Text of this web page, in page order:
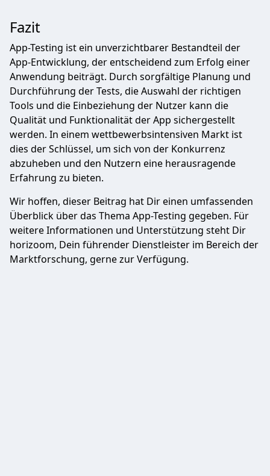
Fazit
App-Testing ist ein unverzichtbarer Bestandteil der
App-Entwicklung, der entscheidend zum Erfolg einer
Anwendung beiträgt. Durch sorgfältige Planung und
Durchführung der Tests, die Auswahl der richtigen
Tools und die Einbeziehung der Nutzer kann die
Qualität und Funktionalität der App sichergestellt
werden. In einem wettbewerbsintensiven Markt ist
dies der Schlüssel, um sich von der Konkurrenz
abzuheben und den Nutzern eine herausragende
Erfahrung zu bieten.
Wir hoffen, dieser Beitrag hat Dir einen umfassenden
Überblick über das Thema App-Testing gegeben. Für
weitere Informationen und Unterstützung steht Dir
horizoom, Dein führender Dienstleister im Bereich der
Marktforschung, gerne zur Verfügung.